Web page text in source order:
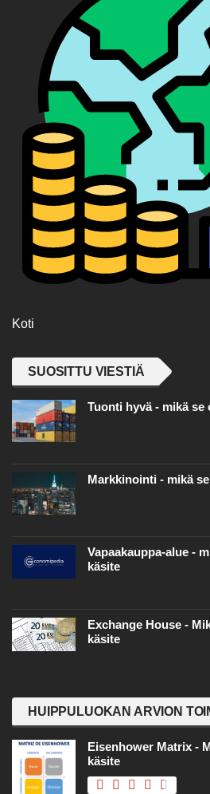
Koti
SUOSITTU VIESTIÄ
Tuonti hyvä - mikä se
Markkinointi - mikä
Vapaakauppa-alue -
käsite
Exchange House -
käsite
HUIPPULUOKAN ARVION
Eisenhower Matrix -
käsite